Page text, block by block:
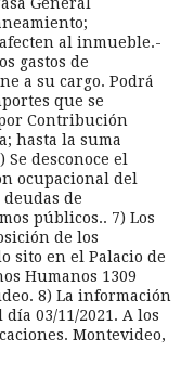
General
al inmueble.-
gastos de
a su cargo. Podrá
que se
Contribución
hasta la suma
desconoce el
ocupacional del
de
públicos.. 7) Los
de los
sito en el Palacio de
Humanos 1309
8) La información
03/11/2021. A los
Montevideo,